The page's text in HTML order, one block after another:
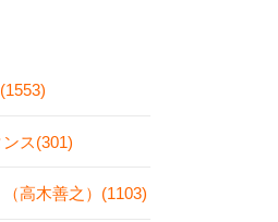
ンス(301)
（高木善之）(1103)